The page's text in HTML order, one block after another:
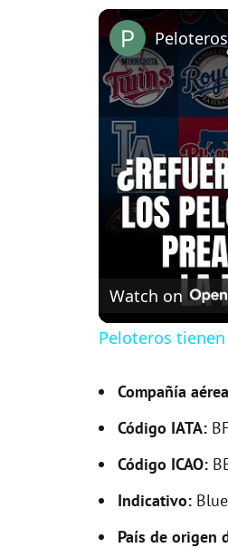
Watch on
Peloteros
Compañía
Código IATA:
Código ICAO:
Indicativo:
País de origen